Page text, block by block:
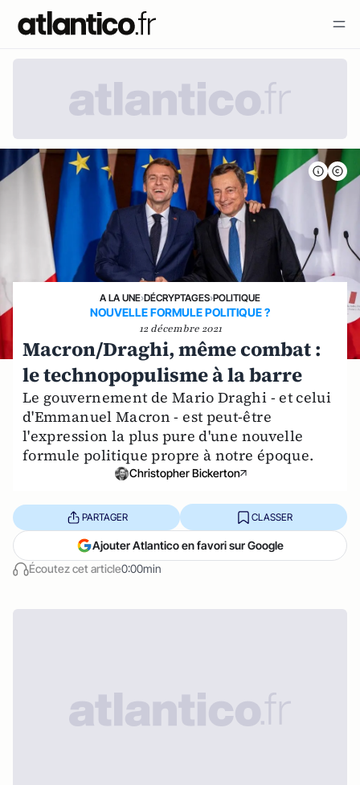
A LA UNE›DÉCRYPTAGES›POLITIQUE
NOUVELLE FORMULE POLITIQUE ?
12 décembre 2021
Macron/Draghi, même combat :
le technopopulisme à la barre
Le gouvernement de Mario Draghi - et celui
d'Emmanuel Macron - est peut-être
l'expression la plus pure d'une nouvelle
formule politique propre à notre époque.
Christopher Bickerton
Écoutez cet article0:00min
PARTAGER CLASSER
Ajouter Atlantico en favori sur Google